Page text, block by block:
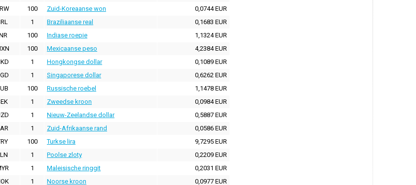
100 Zuid-Koreaanse won
0,0744 EUR
1 Braziliaanse real
0,1683 EUR
100 Indiase roepie
1,1324 EUR
100 Mexicaanse peso
4,2384 EUR
1 Hongkongse dollar
0,1089 EUR
1 Singaporese dollar
0,6262 EUR
100 Russische roebel
1,1478 EUR
1 Zweedse kroon
0,0984 EUR
1 Nieuw-Zeelandse dollar
0,5887 EUR
1 Zuid-Afrikaanse rand
0,0586 EUR
100 Turkse lira
9,7295 EUR
1 Poolse zloty
0,2209 EUR
1 Maleisische ringgit
0,2031 EUR
1 Noorse kroon
0,0977 EUR